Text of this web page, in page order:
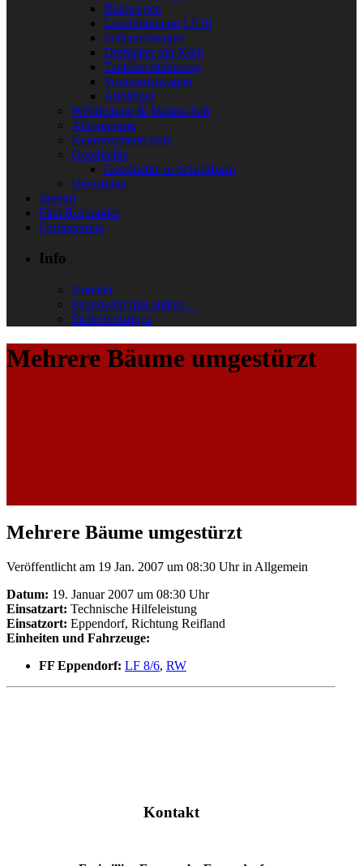
Rüstwagen
Löschfahrzeug LF10
Schlauchwagen
Drehleiter mit Korb
Tanklöschfahrzeug
Vorausrüstwagen
Anhänger
Wehrleitung & Mannschaft
Alarmierung
Katastrophenschutz
Geschichte
Geschichte in Schriftform
Dienstplan
Jugend
First Responder
Förderverein
Info
Kontakt
Feuerwehr mal anders…
Sicherheitstipps
Mehrere Bäume umgestürzt
Mehrere Bäume umgestürzt
Veröffentlicht am 19 Jan. 2007 um 08:30 Uhrin Allgemein
Datum: 19. Januar 2007 um 08:30 Uhr
Einsatzart: Technische Hilfeleistung
Einsatzort: Eppendorf, Richtung Reifland
Einheiten und Fahrzeuge:
FF Eppendorf: LF 8/6, RW
Kontakt